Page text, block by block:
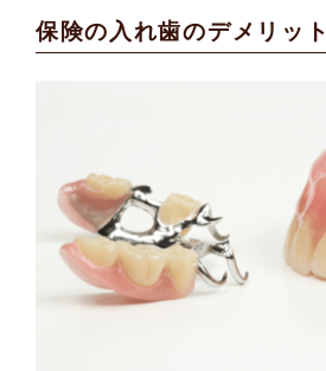
保険の入れ歯のデメリット